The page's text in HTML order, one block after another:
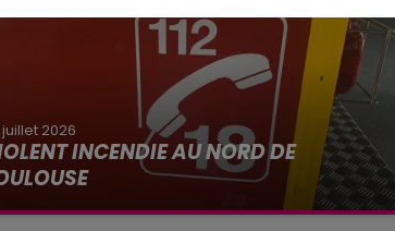
2026
INCENDIE AU NORD DE
Haute-Garonne sera placé en alerte rouge